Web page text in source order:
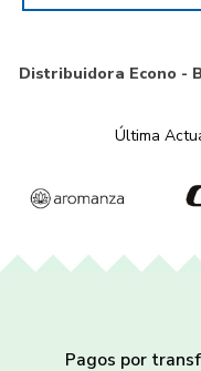
Distribuidora Econo -
Última
Pagos por